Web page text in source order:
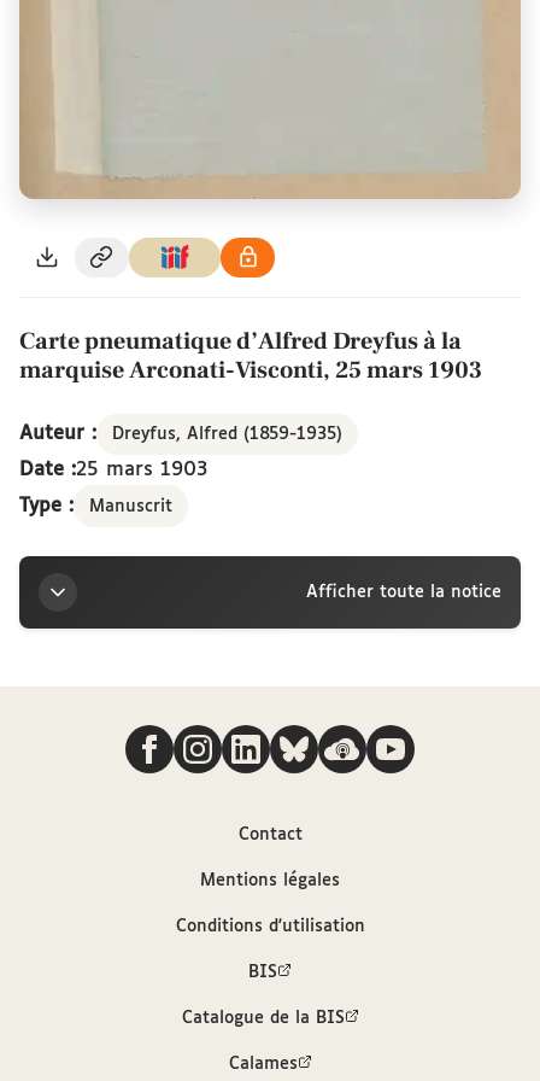
Carte pneumatique d’Alfred Dreyfus à la
marquise Arconati-Visconti, 25 mars 1903
Auteur : Dreyfus, Alfred (1859-1935)
Date :25 mars 1903
Type :
Manuscrit
Afficher toute la notice
Titre
Carte pneumatique d’Alfred Dreyfus à la marquise
Arconati-Visconti, 25 mars 1903
Nous suivre
Contact
Mentions légales
Conditions d'utilisation
BIS
Catalogue de la BIS
Calames